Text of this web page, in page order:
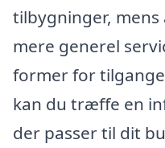
tilbygninger,
mere generel
former for
kan du træffe en
der passer til dit